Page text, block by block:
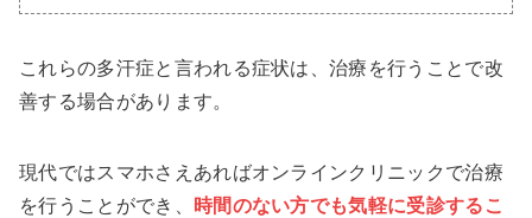
これらの多汗症と言われる症状は、治療を行うことで改
善する場合があります。
現代ではスマホさえあればオンラインクリニックで治療
を行うことができ、
時間のない方でも気軽に受診するこ